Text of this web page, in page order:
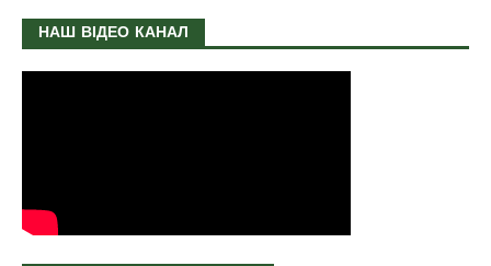
НАШ ВІДЕО КАНАЛ